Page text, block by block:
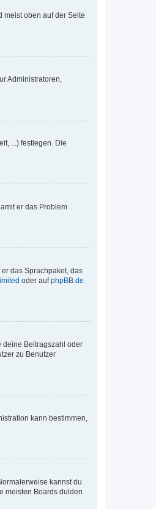
meist oben auf der Seite
Administratoren,
...) festlegen. Die
er das Problem
das Sprachpaket, das
oder aufphpBB.de
deine Beitragszahl oder
zu Benutzer
kann bestimmen,
kannst du
meisten Boards dulden